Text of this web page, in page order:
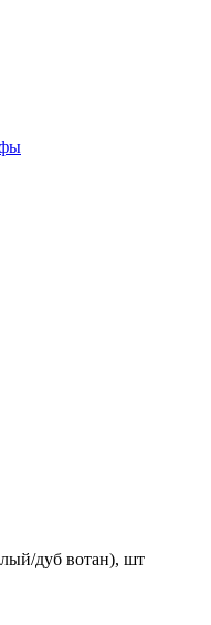
дуб вотан), шт